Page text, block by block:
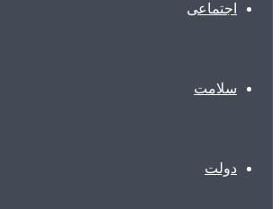
اجتماعی
سلامت
دولت